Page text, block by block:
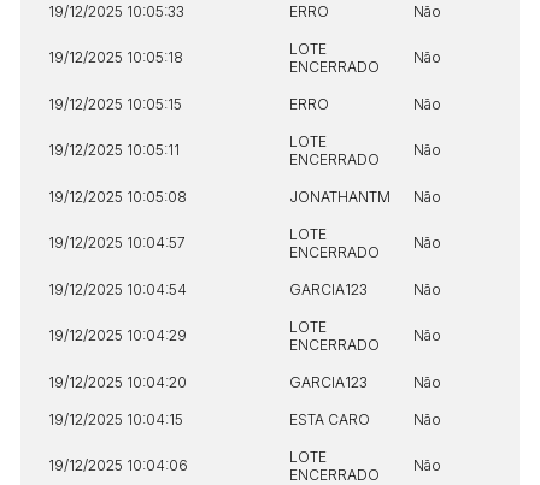
19/12/2025 10:05:33 ERRO Não
19/12/2025 10:05:18
LOTE
ENCERRADO
Não
19/12/2025 10:05:15 ERRO Não
19/12/2025 10:05:11
LOTE
ENCERRADO
Não
19/12/2025 10:05:08 JONATHANTM Não
19/12/2025 10:04:57
LOTE
ENCERRADO
Não
19/12/2025 10:04:54 GARCIA123 Não
19/12/2025 10:04:29
LOTE
ENCERRADO
Não
19/12/2025 10:04:20 GARCIA123 Não
19/12/2025 10:04:15 ESTA CARO Não
19/12/2025 10:04:06
LOTE
ENCERRADO
Não